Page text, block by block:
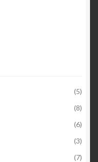
(5)
(8)
(6)
(3)
(7)